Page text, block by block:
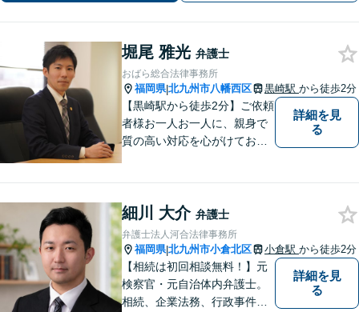
堀尾 雅光 弁護士
おばら総合法律事務所
福岡県|北九州市八幡西区 黒崎駅 から徒歩2分
【黒崎駅から徒歩2分】ご依頼
者様お一人お一人に、親身で
質の高い対応を心がけており
応可能。英語での法律相談・
英文契約書の作成・チェック
も対応可能です。
詳細を見
る
細川 大介 弁護士
弁護士法人河合法律事務所
福岡県|北九州市小倉北区 小倉駅 から徒歩2分
【相続は初回相談無料！】元
検察官・元自治体内弁護士。
相続、企業法務、行政事件、
詳細を見
る